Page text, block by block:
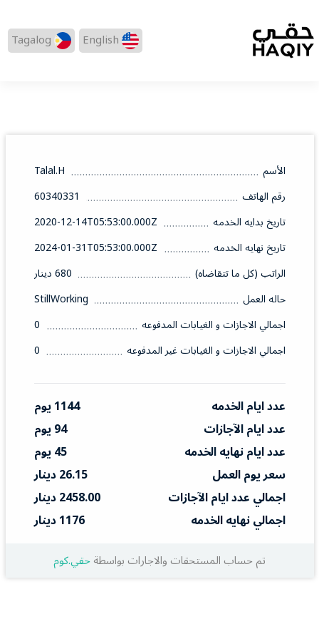
English
Tagalog
الأسم
Talal.H
رقم الهاتف
60340331
تاريخ بدايه الخدمه
2020-12-14T05:53:00.000Z
تاريخ نهايه الخدمه
2024-01-31T05:53:00.000Z
الراتب (كل ما تتقاضاه)
680 دينار
حاله العمل
StillWorking
اجمالي الاجازات و الغيابات المدفوعه
0
اجمالي الاجازات و الغيابات غير المدفوعه
0
عدد ايام الخدمه
1144 يوم
عدد ايام الآجازات
94 يوم
عدد ايام نهايه الخدمه
45 يوم
سعر يوم العمل
26.15 دينار
اجمالي عدد ايام الآجازات
2458.00 دينار
اجمالي نهايه الخدمه
1176 دينار
تم حساب المستحقات والاجارات بواسطةحقي.كوم